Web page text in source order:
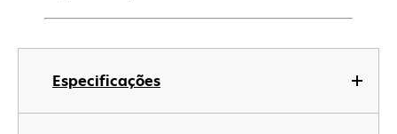
Especificações